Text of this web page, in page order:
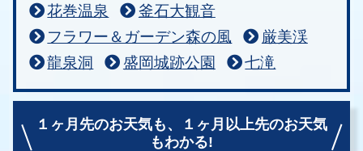
花巻温泉
釜石大観音
フラワー＆ガーデン森の風
厳美渓
龍泉洞
盛岡城跡公園 七滝
１ヶ月先のお天気も、
１ヶ月以上先のお天気
もわかる!